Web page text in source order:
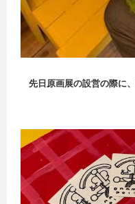
先日原画展の設営の際に